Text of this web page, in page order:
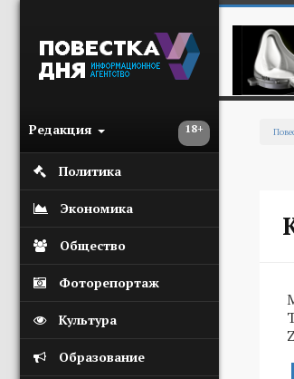
18+
Редакция
Политика
Экономика
Общество
Фоторепортаж
Культура
Образование